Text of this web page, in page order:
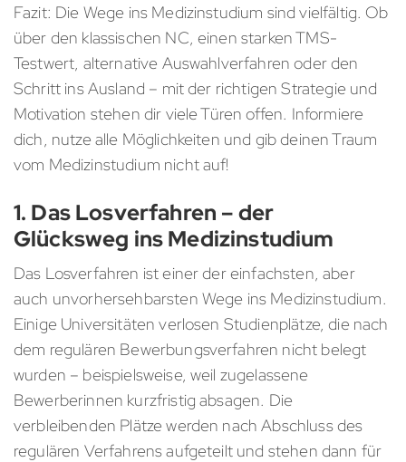
Fazit: Die Wege ins Medizinstudium sind vielfältig. Ob
über den klassischen NC, einen starken TMS-
Testwert, alternative Auswahlverfahren oder den
Schritt ins Ausland – mit der richtigen Strategie und
Motivation stehen dir viele Türen offen. Informiere
dich, nutze alle Möglichkeiten und gib deinen Traum
vom Medizinstudium nicht auf!
1. Das Losverfahren – der
Glücksweg ins Medizinstudium
Das Losverfahren ist einer der einfachsten, aber
auch unvorhersehbarsten Wege ins Medizinstudium.
Einige Universitäten verlosen Studienplätze, die nach
dem regulären Bewerbungsverfahren nicht belegt
wurden – beispielsweise, weil zugelassene
Bewerberinnen kurzfristig absagen. Die
verbleibenden Plätze werden nach Abschluss des
regulären Verfahrens aufgeteilt und stehen dann für